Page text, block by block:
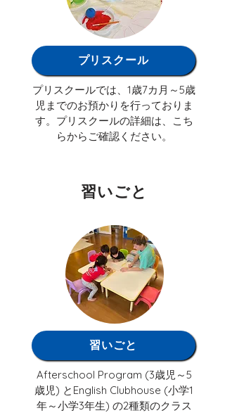
プリスクール
プリスクールでは、1歳7カ月～5歳
児までのお預かりを行っておりま
す。プリスクールの詳細は、こち
らからご確認ください。
習いごと
習いごと
Afterschool Program (3歳児～5
歳児) とEnglish Clubhouse (小学1
年～小学3年生) の2種類のクラス